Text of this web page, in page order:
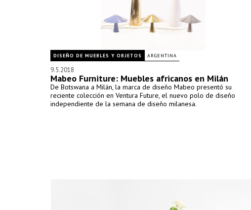
DISEÑO DE MUEBLES Y OBJETOS ARGENTINA
9.5.2018
Mabeo Furniture: Muebles africanos en Milán
De Botswana a Milán, la marca de diseño Mabeo presentó su
reciente colección en Ventura Future, el nuevo polo de diseño
independiente de la semana de diseño milanesa.